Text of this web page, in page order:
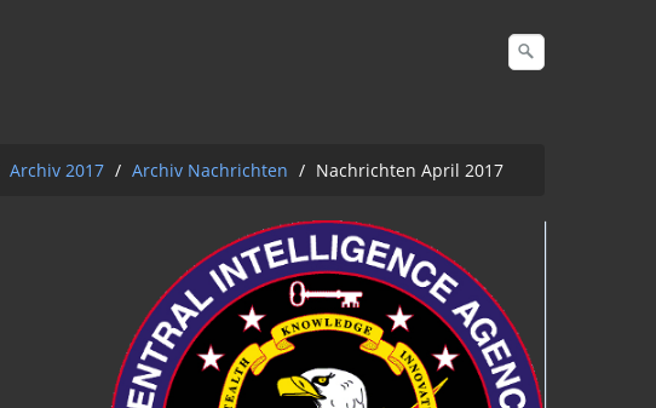
Archiv 2017 / Archiv Nachrichten / Nachrichten April 2017